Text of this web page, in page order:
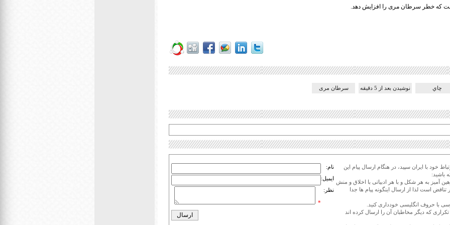
که خطر سرطان مری را افزایش دهد.
چاي نوشيدن بعد از 5 دقيقه سرطان مری
خود با ایران سپید، در هنگام ارسال پیام این
باشید:
آمیز به هر شکل و با هر ادبیاتی با اخلاق و منش
تناقض است لذا از ارسال اینگونه پیام ها جدا
تکراری که دیگر مخاطبان آن را ارسال کرده اند
نام:
ایمیل:
نظر:
*